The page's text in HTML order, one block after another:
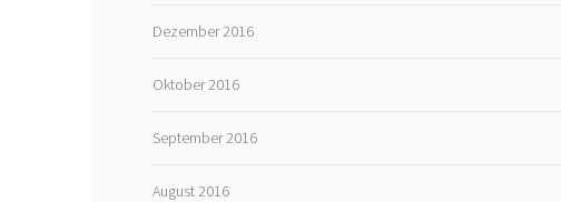
Dezember 2016
Oktober 2016
September 2016
August 2016